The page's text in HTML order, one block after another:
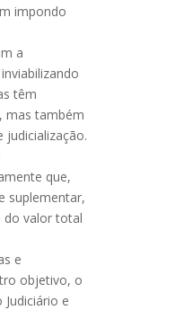
impondo
a
têm
mas também
judicialização.
que,
suplementar,
do valor total
e
objetivo, o
e